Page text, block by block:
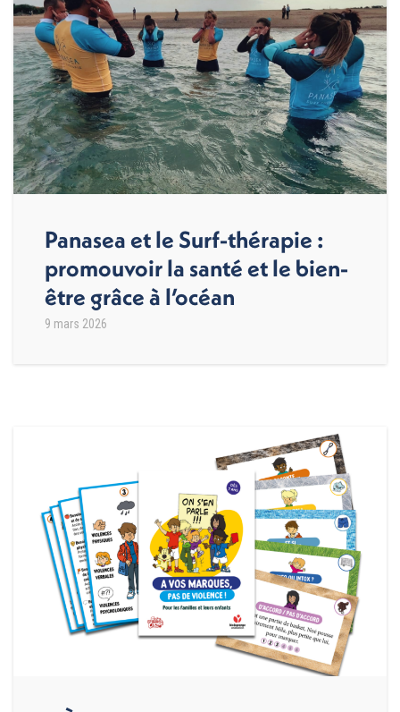
Panasea et le Surf-thérapie :
promouvoir la santé et le bien-
être grâce à l’océan
9 mars 2026